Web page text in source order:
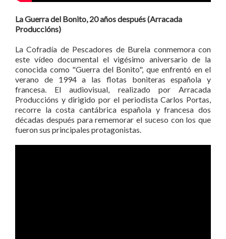
La Guerra del Bonito, 20 años después (Arracada
Produccións)
La Cofradía de Pescadores de Burela conmemora con
este vídeo documental el vigésimo aniversario de la
conocida como "Guerra del Bonito", que enfrentó en el
verano de 1994 a las flotas boniteras española y
francesa. El audiovisual, realizado por Arracada
Produccións y dirigido por el periodista Carlos Portas,
recorre la costa cantábrica española y francesa dos
décadas después para rememorar el suceso con los que
fueron sus principales protagonistas.